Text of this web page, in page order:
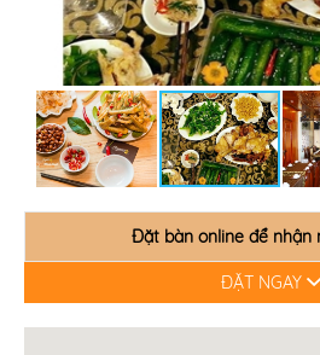
Đặt bàn online để nhận
ĐẶT NGAY